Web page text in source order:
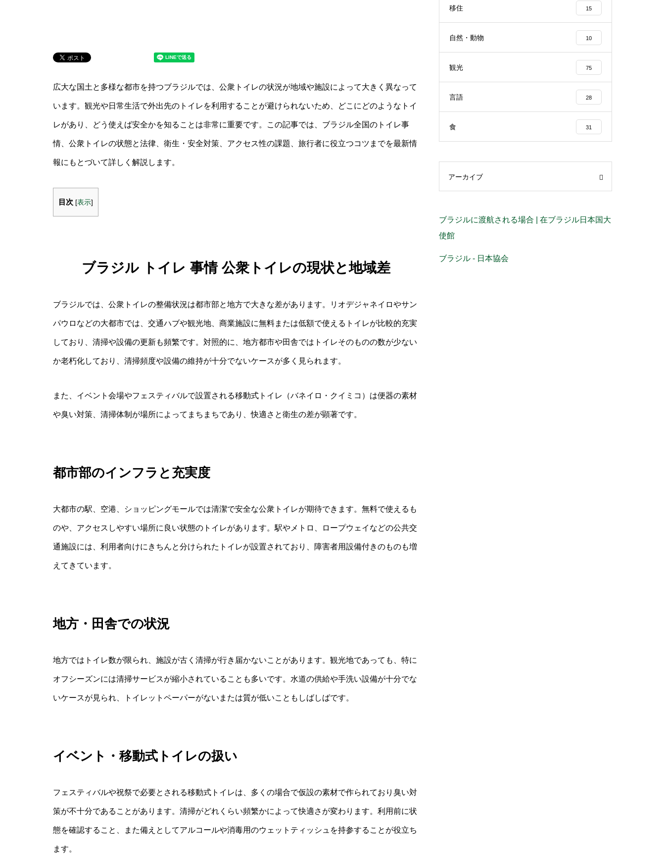
広大な国土と多様な都市を持つブラジルでは、公衆トイレの状況が地域や施設によって大きく異なって
います。観光や日常生活で外出先のトイレを利用することが避けられないため、どこにどのようなトイ
レがあり、どう使えば安全かを知ることは非常に重要です。この記事では、ブラジル全国のトイレ事
情、公衆トイレの状態と法律、衛生・安全対策、アクセス性の課題、旅行者に役立つコツまでを最新情
報にもとづいて詳しく解説します。
目次 [表示]
ブラジル トイレ 事情 公衆トイレの現状と地域差
ブラジルでは、公衆トイレの整備状況は都市部と地方で大きな差があります。リオデジャネイロやサン
パウロなどの大都市では、交通ハブや観光地、商業施設に無料または低額で使えるトイレが比較的充実
しており、清掃や設備の更新も頻繁です。対照的に、地方都市や田舎ではトイレそのものの数が少ない
か老朽化しており、清掃頻度や設備の維持が十分でないケースが多く見られます。
また、イベント会場やフェスティバルで設置される移動式トイレ（バネイロ・クイミコ）は便器の素材
や臭い対策、清掃体制が場所によってまちまちであり、快適さと衛生の差が顕著です。
都市部のインフラと充実度
大都市の駅、空港、ショッピングモールでは清潔で安全な公衆トイレが期待できます。無料で使えるも
のや、アクセスしやすい場所に良い状態のトイレがあります。駅やメトロ、ロープウェイなどの公共交
通施設には、利用者向けにきちんと分けられたトイレが設置されており、障害者用設備付きのものも増
えてきています。
地方・田舎での状況
地方ではトイレ数が限られ、施設が古く清掃が行き届かないことがあります。観光地であっても、特に
オフシーズンには清掃サービスが縮小されていることも多いです。水道の供給や手洗い設備が十分でな
いケースが見られ、トイレットペーパーがないまたは質が低いこともしばしばです。
イベント・移動式トイレの扱い
フェスティバルや祝祭で必要とされる移動式トイレは、多くの場合で仮設の素材で作られており臭い対
策が不十分であることがあります。清掃がどれくらい頻繁かによって快適さが変わります。利用前に状
態を確認すること、また備えとしてアルコールや消毒用のウェットティッシュを持参することが役立ち
ます。
移住 15
自然・動物 10
観光 75
言語 28
食 31
アーカイブ
ブラジルに渡航される場合 | 在ブラジル日本国大
使館
ブラジル - 日本協会